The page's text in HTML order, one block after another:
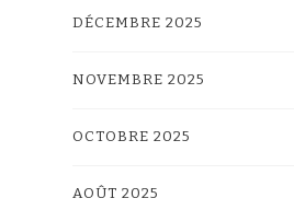
DÉCEMBRE 2025
NOVEMBRE 2025
OCTOBRE 2025
AOÛT 2025